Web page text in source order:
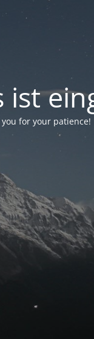
for your patience!